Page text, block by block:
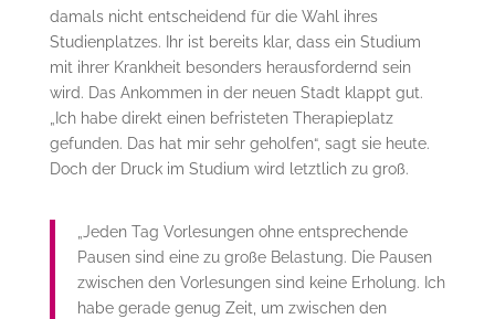
damals nicht entscheidend für die Wahl ihres
Studienplatzes. Ihr ist bereits klar, dass ein Studium
mit ihrer Krankheit besonders herausfordernd sein
wird. Das Ankommen in der neuen Stadt klappt gut.
„Ich habe direkt einen befristeten Therapieplatz
gefunden. Das hat mir sehr geholfen“, sagt sie heute.
Doch der Druck im Studium wird letztlich zu groß.
„Jeden Tag Vorlesungen ohne entsprechende
Pausen sind eine zu große Belastung. Die Pausen
zwischen den Vorlesungen sind keine Erholung. Ich
habe gerade genug Zeit, um zwischen den